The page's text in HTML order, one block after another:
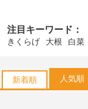
注目キーワード：
きくらげ 大根 白菜
新着順 人気順